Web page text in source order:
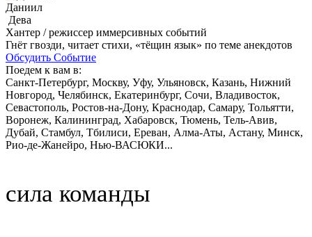
Даниил
Дева
Хантер / режиссер иммерсивных событий
Гнёт гвозди, читает стихи, «тёщин язык» по теме анекдотов
Обсудить Событие
Поедем к вам в:
Санкт-Петербург, Москву, Уфу, Ульяновск, Казань, Нижний
Новгород, Челябинск, Екатеринбург, Сочи, Владивосток,
Севастополь, Ростов-на-Дону, Краснодар, Самару, Тольятти,
Воронеж, Калининград, Хабаровск, Тюмень, Тель-Авив,
Дубай, Стамбул, Тбилиси, Ереван, Алма-Аты, Астану, Минск,
Рио-де-Жанейро, Нью-ВАСЮКИ...
сила команды